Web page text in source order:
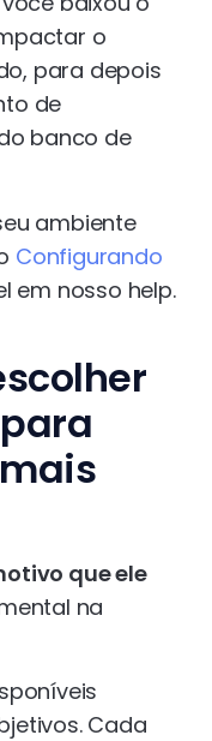
o
para depois
de
banco de
ambiente
Configurando
em nosso help.
que ele
na
Cada